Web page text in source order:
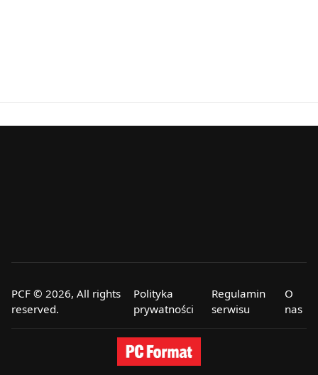
PCF © 2026, All rights
reserved.
Polityka
prywatności
Regulamin
serwisu
O
nas